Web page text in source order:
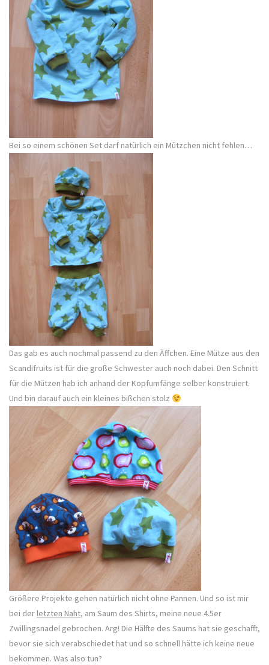
Bei so einem schönen Set darf natürlich ein Mützchen nicht fehlen…
Das gab es auch nochmal passend zu den Äffchen. Eine Mütze aus den
Scandifruits ist für die große Schwester auch noch dabei. Den Schnitt
für die Mützen hab ich anhand der Kopfumfänge selber konstruiert.
Und bin darauf auch ein kleines bißchen stolz
Größere Projekte gehen natürlich nicht ohne Pannen. Und so ist mir
bei der letzten Naht, am Saum des Shirts, meine neue 4.5er
Zwillingsnadel gebrochen. Arg! Die Hälfte des Saums hat sie geschafft,
bevor sie sich verabschiedet hat und so schnell hätte ich keine neue
bekommen. Was also tun?